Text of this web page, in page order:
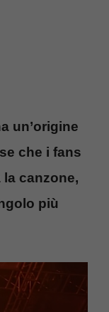
un’origine
che i fans
canzone,
più